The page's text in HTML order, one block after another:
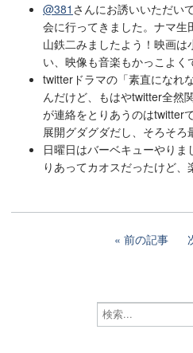
@381 さんにお誘いいただいて
会に行ってきました。ナマ生
山鉄二みましたよう！映画
い、映像も音楽もかっこよく
twitterドラマの「素直になれ
んだけど、もはやtwitter全然
が連絡をとりあうのはtwitter
展開グダグダだし、そろそろ
日曜日はバーベキューやり
りあってカオスだったけど、
前の記事